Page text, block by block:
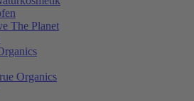
The Planet
Organics